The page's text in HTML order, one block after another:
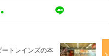
トレインズの本